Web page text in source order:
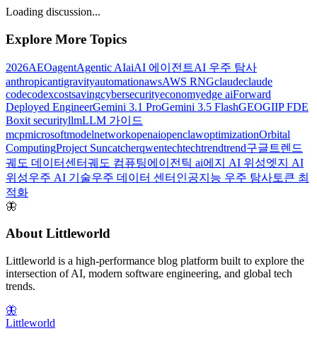
Loading discussion...
Explore More Topics
2026AEOagentAgentic AIaiAI 에이전트AI 우주 탐사
anthropicantigravityautomationawsAWS RNGclaudeclaude
codecodexcostsavingcybersecurityeconomyedge aiForward
Deployed EngineerGemini 3.1 ProGemini 3.5 FlashGEOGIIP FDE
Boxit securityllmLLM 가이드
mcpmicrosoftmodelnetworkopenaiopenclawoptimizationOrbital
ComputingProject Suncatcherqwentechtechtrendtrend구글트렌드
궤도 데이터센터궤도 컴퓨팅에이전틱 ai에지 AI 위성엣지 AI
위성우주 AI 기술우주 데이터 센터 인공지능 우주 탐사토큰 최
적화
🦋
About Littleworld
Littleworld is a high-performance blog platform built to explore the
intersection of AI, modern software engineering, and global tech
trends.
🦋
Littleworld